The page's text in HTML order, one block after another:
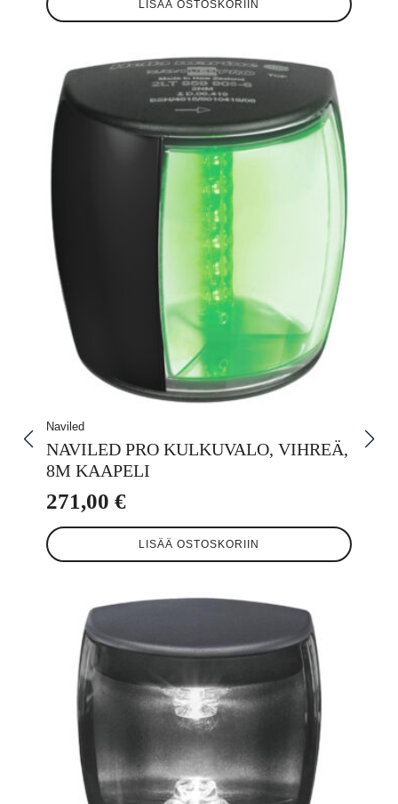
LISÄÄ OSTOSKORIIN
Naviled
NAVILED PRO KULKUVALO, VIHREÄ,
8M KAAPELI
271,00 €
LISÄÄ OSTOSKORIIN